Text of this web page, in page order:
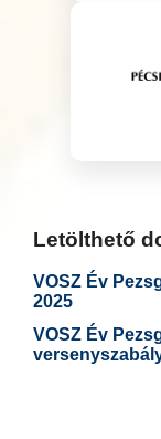
Letölthető
VOSZ Év
2025
VOSZ Év